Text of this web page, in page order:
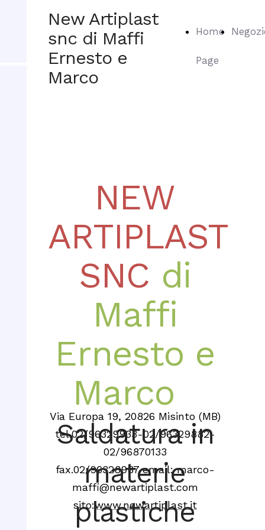
New Artiplast
snc di Maffi
Ernesto e
Marco
Home
Page
NEW
ARTIPLAST
SNC di
Maffi
Ernesto e
Marco
Saldatura in
materie
plastiche
Via Europa 19, 20826 Misinto (MB)
tel.02/96329933-02/96329882-
02/96870133
fax.02/96328987 email: marco-
maffi@newartiplast.com
sito:www.newartiplast.it